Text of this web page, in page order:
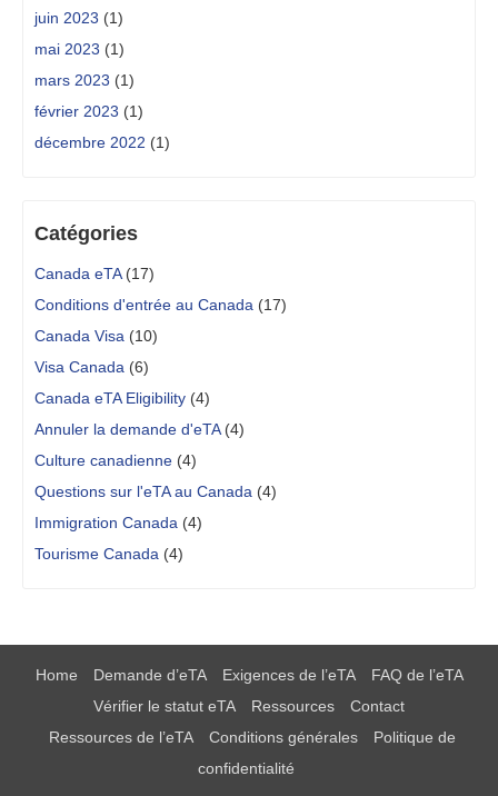
juin 2023 (1)
mai 2023 (1)
mars 2023 (1)
février 2023 (1)
décembre 2022 (1)
Catégories
Canada eTA(17)
Conditions d'entrée au Canada (17)
Canada Visa (10)
Visa Canada (6)
Canada eTA Eligibility (4)
Annuler la demande d'eTA(4)
Culture canadienne (4)
Questions sur l'eTA au Canada (4)
Immigration Canada (4)
Tourisme Canada (4)
Home Demande d’eTA Exigences de l’eTA
FAQ de l’eTA
Vérifier le statut eTA
Ressources
Contact
Ressources de l’eTA
Conditions générales
Politique de
confidentialité